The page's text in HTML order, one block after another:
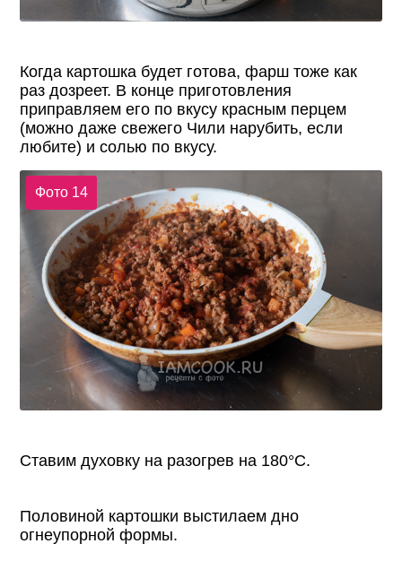
Когда картошка будет готова, фарш тоже как
раз дозреет. В конце приготовления
приправляем его по вкусу красным перцем
(можно даже свежего Чили нарубить, если
любите) и солью по вкусу.
Фото 14
Ставим духовку на разогрев на 180°С.
Половиной картошки выстилаем дно
огнеупорной формы.